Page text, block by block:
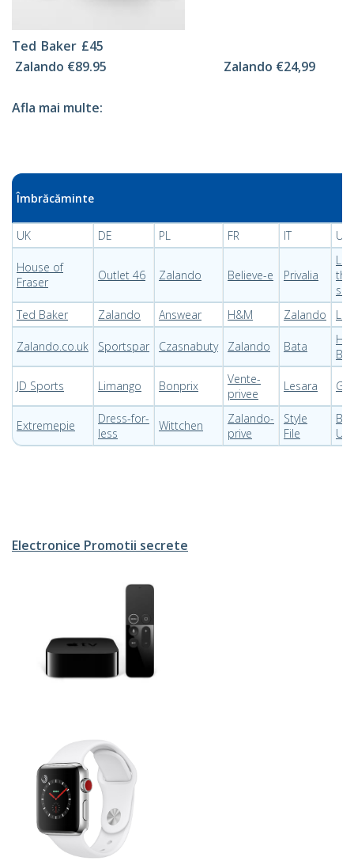
Ted Baker £45
Zalando €89.95 Zalando €24,99
Afla mai multe:
Îmbrăcăminte
UK DE PL FR IT
House of
Fraser
Outlet 46 Zalando Believe-e Privalia
the
Ted Baker
Zalando Answear H&M Zalando Levi
Zalando.co.uk Sportspar Czasnabuty Zalando Bata
JD Sports Limango Bonprix
Vente-
privee
Lesara
Extremepie
Dress-for-
less
Wittchen
Zalando-
prive
Style
File
Electronice Promotii secrete